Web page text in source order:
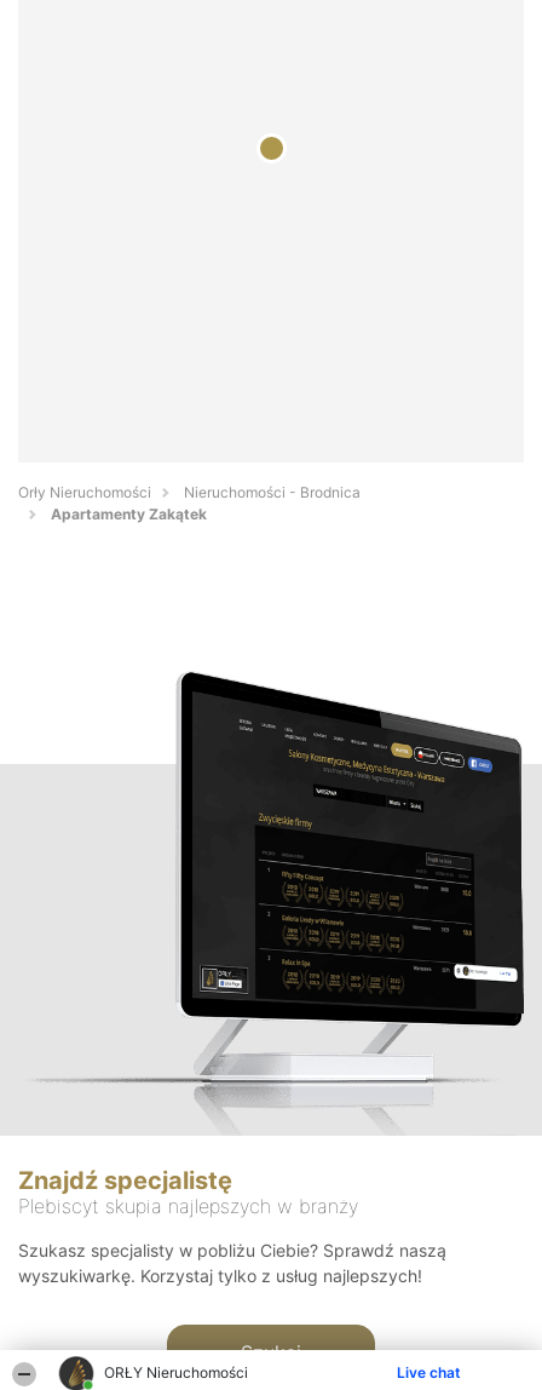
ORŁY Nieruchomości Live chat
Orły Nieruchomości
Nieruchomości - Brodnica
Apartamenty Zakątek
Znajdź specjalistę
Plebiscyt skupia najlepszych w branży
Szukasz specjalisty w pobliżu Ciebie? Sprawdź naszą
wyszukiwarkę. Korzystaj tylko z usług najlepszych!
Szukaj